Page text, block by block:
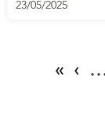
23/05/2025
« ‹